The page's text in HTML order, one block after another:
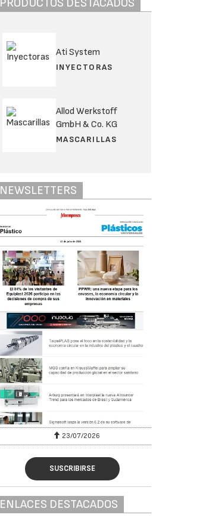
Ati System
INYECTORAS
Allod Werkstoff
GmbH & Co. KG
MASCARILLAS
NEWSLETTERS
23/07/2026
SUSCRIBIRSE
ENLACES DESTACADOS